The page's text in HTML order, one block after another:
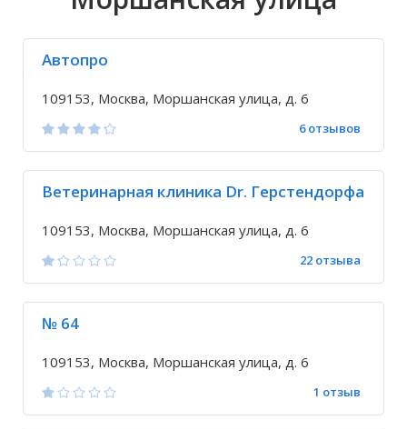
Автопро
109153, Москва, Моршанская улица, д. 6
6 отзывов
Ветеринарная клиника Dr. Герстендорфа
109153, Москва, Моршанская улица, д. 6
22 отзыва
№ 64
109153, Москва, Моршанская улица, д. 6
1 отзыв